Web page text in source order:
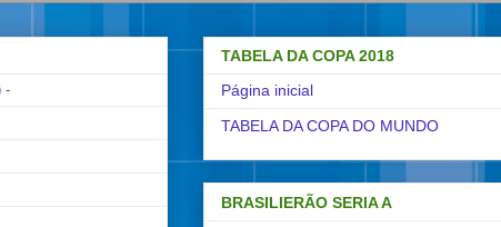
-
TABELA DA COPA 2018
Página inicial
TABELA DA COPA DO MUNDO
BRASILIERÃO SERIA A